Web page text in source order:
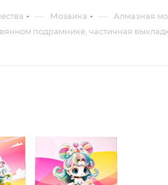
— Мозаика — Алмазная
подрамнике, частичная